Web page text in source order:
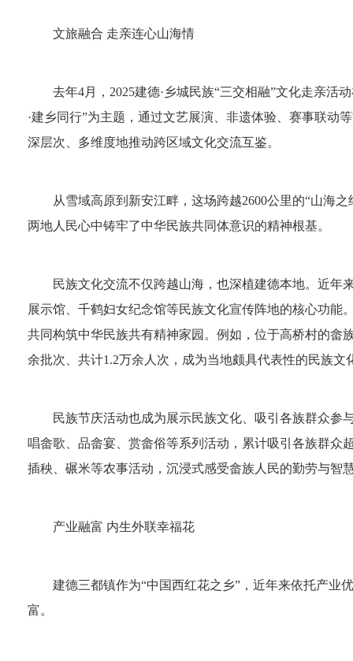
文旅融合 走亲连心山海情
去年4月，2025建德·乡城民族“三交相融”文化走亲活
·建乡同行”为主题，通过文艺展演、非遗体验、赛事联动
深层次、多维度地推动跨区域文化交流互鉴。
从雪域高原到新安江畔，这场跨越2600公里的“山海
两地人民心中铸牢了中华民族共同体意识的精神根基。
民族文化交流不仅跨越山海，也深植建德本地。近年
展示馆、千鹤妇女纪念馆等民族文化宣传阵地的核心功能
共同构筑中华民族共有精神家园。例如，位于高桥村的畲
余批次、共计1.2万余人次，成为当地颇具代表性的民族文
民族节庆活动也成为展示民族文化、吸引各族群众参
唱畲歌、品畲宴、赏畲俗等系列活动，累计吸引各族群众
插秧、碾米等农事活动，沉浸式感受畲族人民的勤劳与智
产业融富 内生外联幸福花
建德三都镇作为“中国西红花之乡”，近年来依托产业
富。